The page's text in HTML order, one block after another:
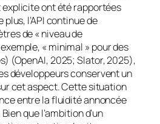
explicite ont été rapportées
l’API continue de
de « niveau de
« minimal » pour des
(OpenAI, 2025; Slator, 2025),
développeurs conservent un
cet aspect. Cette situation
entre la fluidité annoncée
que l’ambition d’un